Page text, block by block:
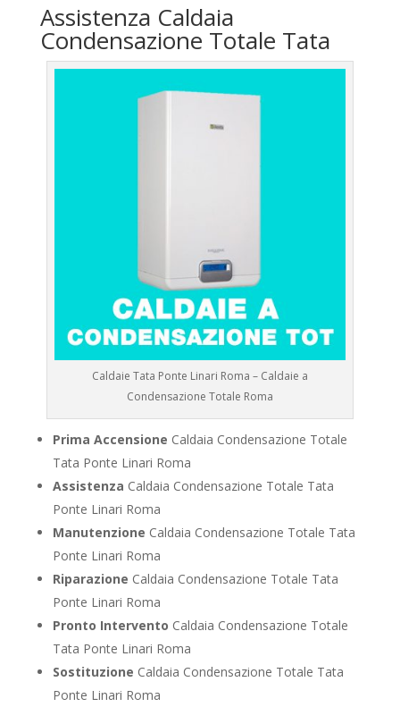
Assistenza Caldaia
Condensazione Totale Tata
Caldaie Tata Ponte Linari Roma – Caldaie a
Condensazione Totale Roma
Prima Accensione Caldaia Condensazione Totale
Tata Ponte Linari Roma
Assistenza Caldaia Condensazione Totale Tata
Ponte Linari Roma
Manutenzione Caldaia Condensazione Totale Tata
Ponte Linari Roma
Riparazione Caldaia Condensazione Totale Tata
Ponte Linari Roma
Pronto Intervento Caldaia Condensazione Totale
Tata Ponte Linari Roma
Sostituzione Caldaia Condensazione Totale Tata
Ponte Linari Roma